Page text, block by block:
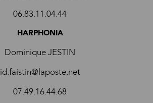
06.83.11.04.44
HARPHONIA
Dominique JESTIN
id.faistin@laposte.net
07.49.16.44.68